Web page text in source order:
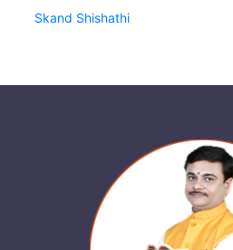
Skand Shishathi